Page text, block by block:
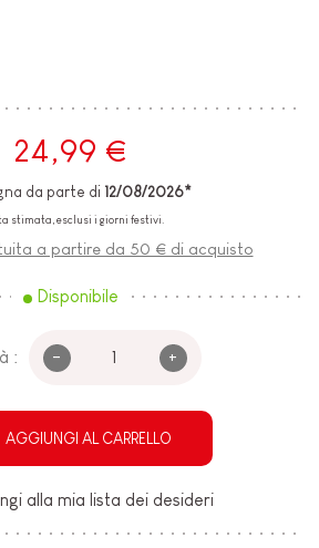
24,99 €
da parte di 12/08/2026*
stimata, esclusi i giorni festivi.
a partire da 50 € di acquisto
Disponibile
: - +
AGGIUNGI AL CARRELLO
alla mia lista dei desideri